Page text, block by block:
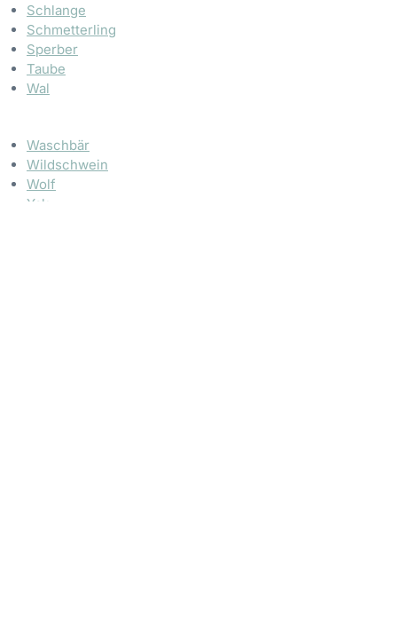
Schlange
Schmetterling
Sperber
Taube
Wal
Waschbär
Wildschwein
Wolf
Yak